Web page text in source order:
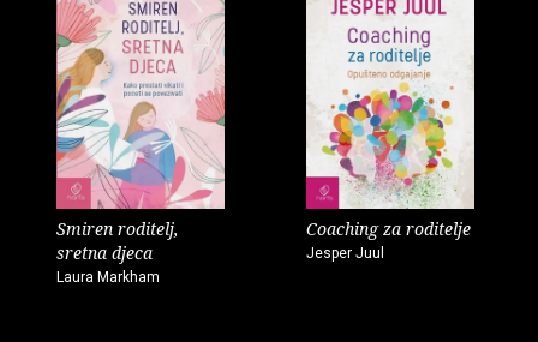
Smiren roditelj,
sretna djeca
Laura Markham
Coaching za roditelje
Jesper Juul